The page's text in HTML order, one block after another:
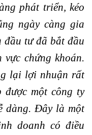
phát triển, kéo
ngày càng gia
đầu tư đã bắt đầu
vực chứng khoán.
lại lợi nhuận rất
được một công ty
dàng. Đây là một
doanh có điều